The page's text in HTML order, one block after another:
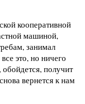
кооперативной
машиной,
занимал
это, но ничего
получит
вернется к нам